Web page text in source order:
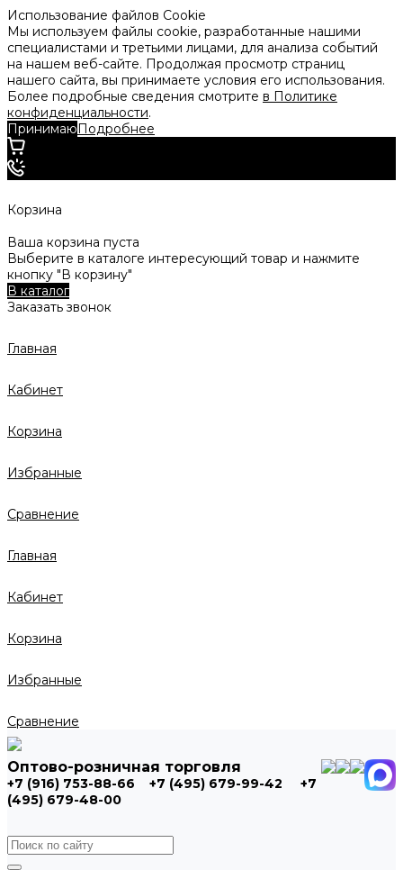
Использование файлов Cookie
Мы используем файлы cookie, разработанные нашими
специалистами и третьими лицами, для анализа событий
на нашем веб-сайте. Продолжая просмотр страниц
нашего сайта, вы принимаете условия его использования.
Более подробные сведения смотрите в Политике
конфиденциальности.
ПринимаюПодробнее
Корзина
Ваша корзина пуста
Выберите в каталоге интересующий товар и нажмите
кнопку "В корзину"
В каталог
Заказать звонок
Главная
Кабинет
Корзина
Избранные
Сравнение
Главная
Кабинет
Корзина
Избранные
Сравнение
Оптово-розничная торговля
+7 (916) 753-88-66 +7 (495) 679-99-42
+7
(495) 679-48-00